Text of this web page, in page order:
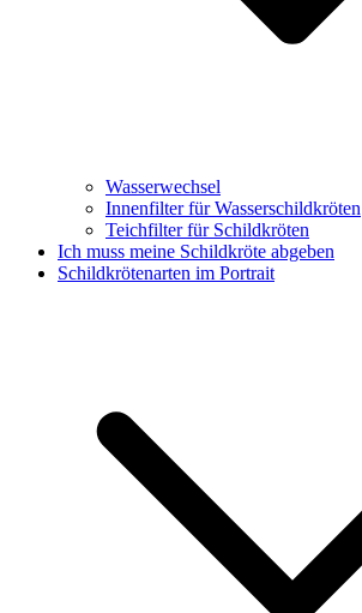
Wasserwechsel
Innenfilter für Wasserschildkröten
Teichfilter für Schildkröten
Ich muss meine Schildkröte abgeben
Schildkrötenarten im Portrait